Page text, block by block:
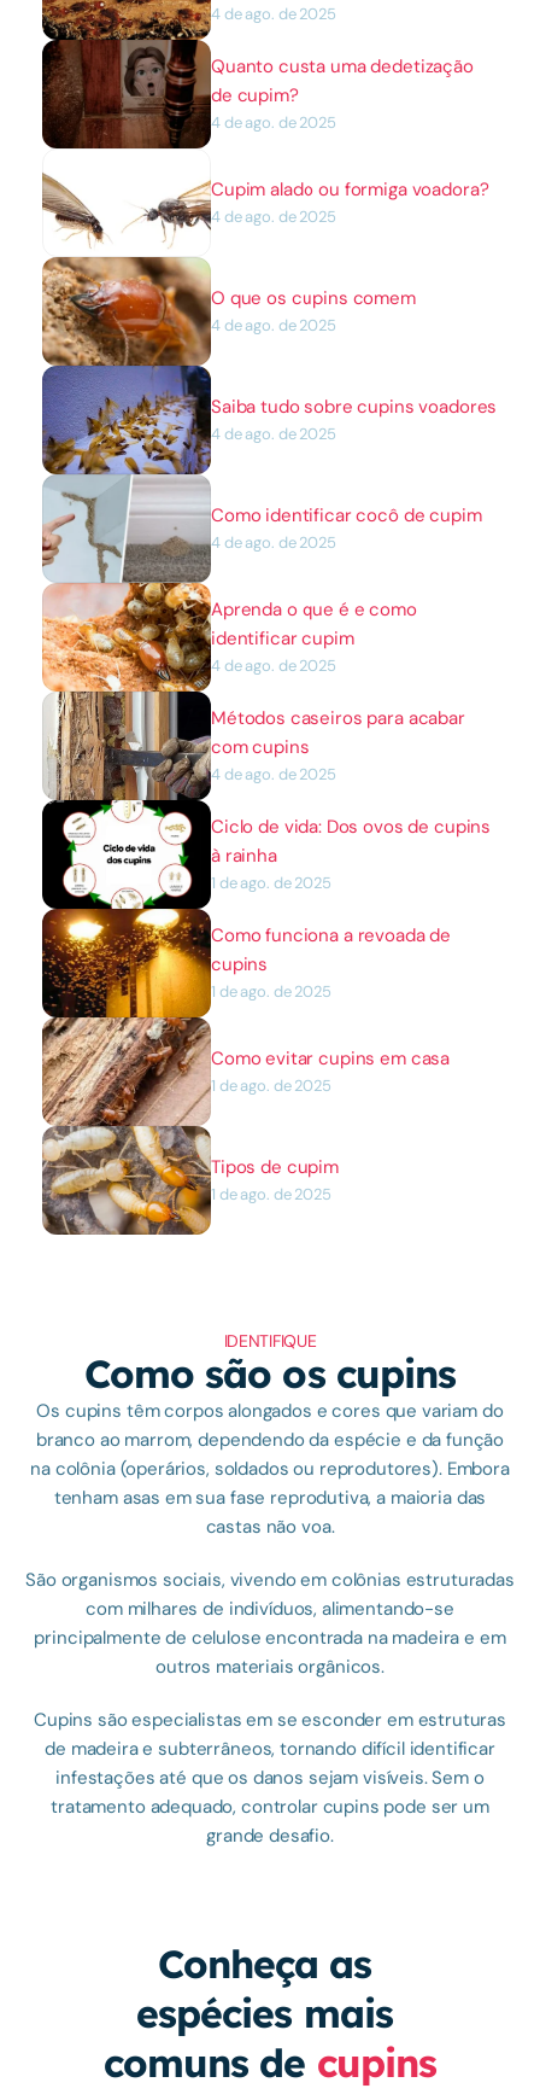
4 de ago. de 2025
Quanto custa uma dedetização
de cupim?
4 de ago. de 2025
Cupim alado ou formiga voadora?
4 de ago. de 2025
O que os cupins comem
4 de ago. de 2025
Saiba tudo sobre cupins voadores
4 de ago. de 2025
Como identificar cocô de cupim
4 de ago. de 2025
Aprenda o que é e como
identificar cupim
4 de ago. de 2025
Métodos caseiros para acabar
com cupins
4 de ago. de 2025
Ciclo de vida: Dos ovos de cupins
à rainha
1 de ago. de 2025
Como funciona a revoada de
cupins
1 de ago. de 2025
Como evitar cupins em casa
1 de ago. de 2025
Tipos de cupim
1 de ago. de 2025
IDENTIFIQUE
Como são os cupins
Os cupins têm corpos alongados e cores que variam do
branco ao marrom, dependendo da espécie e da função
na colônia (operários, soldados ou reprodutores). Embora
tenham asas em sua fase reprodutiva, a maioria das
castas não voa.
São organismos sociais, vivendo em colônias estruturadas
com milhares de indivíduos, alimentando-se
principalmente de celulose encontrada na madeira e em
outros materiais orgânicos.
Cupins são especialistas em se esconder em estruturas
de madeira e subterrâneos, tornando difícil identificar
infestações até que os danos sejam visíveis. Sem o
tratamento adequado, controlar cupins pode ser um
grande desafio.
Conheça as
espécies mais
comuns de cupins